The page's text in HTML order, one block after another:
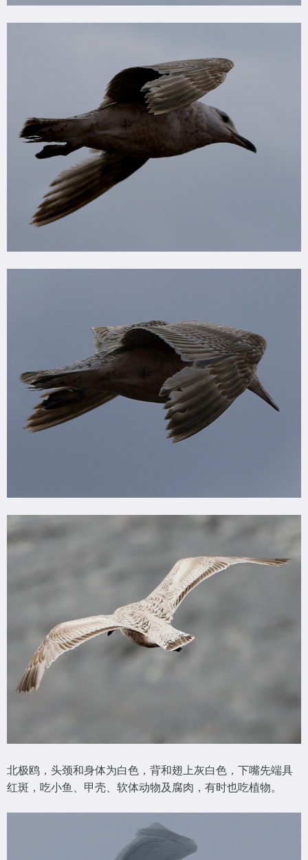
北极鸥，头颈和身体为白色，背和翅上灰白色，下嘴先端具
红斑，吃小鱼、甲壳、软体动物及腐肉，有时也吃植物。